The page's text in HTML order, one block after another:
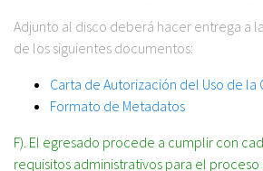
Adjunto al disco deberá hacer entrega a
de los siguientes documentos:
Carta de Autorización del Uso de la
Formato de Metadatos
F). El egresado procede a cumplir con
requisitos administrativos para el proceso